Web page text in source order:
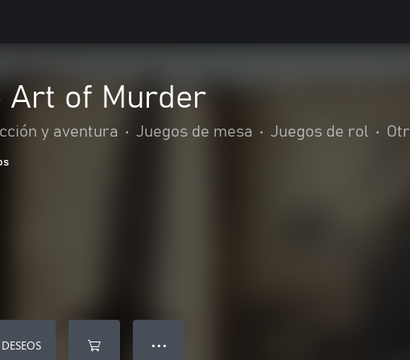
Art of Murder
y aventura • Juegos de mesa • Juegos de rol •
● ● ●